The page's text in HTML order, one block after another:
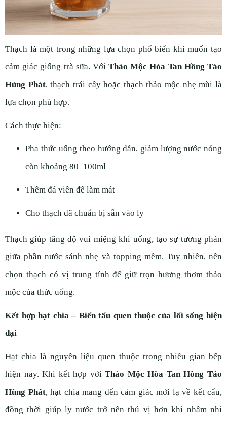
Thạch là một trong những lựa chọn phổ biến khi muốn tạo
cảm giác giống trà sữa. VớiThảo Mộc Hòa Tan Hồng Táo
Hùng Phát, thạch trái cây hoặc thạch thảo mộc nhẹ mùi là
lựa chọn phù hợp.
Cách thực hiện:
Pha thức uống theo hướng dẫn, giảm lượng nước nóng
còn khoảng 80–100ml
Thêm đá viên để làm mát
Cho thạch đã chuẩn bị sẵn vào ly
Thạch giúp tăng độ vui miệng khi uống, tạo sự tương phản
giữa phần nước sánh nhẹ và topping mềm. Tuy nhiên, nên
chọn thạch có vị trung tính để giữ trọn hương thơm thảo
mộc của thức uống.
Kết hợp hạt chia – Biến tấu quen thuộc của lối sống hiện
đại
Hạt chia là nguyên liệu quen thuộc trong nhiều gian bếp
hiện nay. Khi kết hợp vớiThảo Mộc Hòa Tan Hồng Táo
Hùng Phát, hạt chia mang đến cảm giác mới lạ về kết cấu,
đồng thời giúp ly nước trở nên thú vị hơn khi nhâm nhi